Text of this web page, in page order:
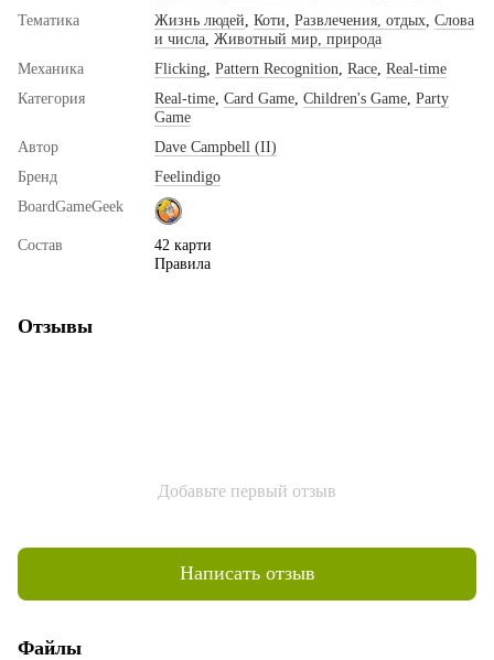
Тематика
Жизнь людей Коти Развлечения, отдых Слова
и числа Животный мир, природа
Механика
Flicking Pattern Recognition Race Real-time
Категория
Real-time Card Game Children's Game Party
Game
Автор
Dave Campbell (II)
Бренд
Feelindigo
BoardGameGeek
Состав
42 карти
Правила
Отзывы
Добавьте первый отзыв
Написать отзыв
Файлы